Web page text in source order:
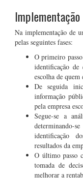
Na implementação de
pelas seguintes fases:
O primeiro
identificação
escolha de quem
De seguida
informação
pela empresa
Segue-se a
identificação
resultados da
O último passo
tomada de
melhorar a